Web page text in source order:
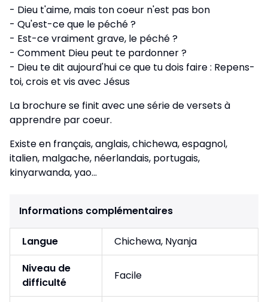
- Dieu t'aime, mais ton coeur n'est pas bon
- Qu'est-ce que le péché ?
- Est-ce vraiment grave, le péché ?
- Comment Dieu peut te pardonner ?
- Dieu te dit aujourd'hui ce que tu dois faire : Repens-
toi, crois et vis avec Jésus
La brochure se finit avec une série de versets à
apprendre par coeur.
Existe en français, anglais, chichewa, espagnol,
italien, malgache, néerlandais, portugais,
kinyarwanda, yao...
Informations complémentaires
Langue
Chichewa, Nyanja
Niveau de
difficulté
Facile